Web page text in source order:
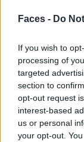
Faces - Do
If you wish to
processing of
targeted
section to
opt-out request
interest-based
us or personal
your opt-out.